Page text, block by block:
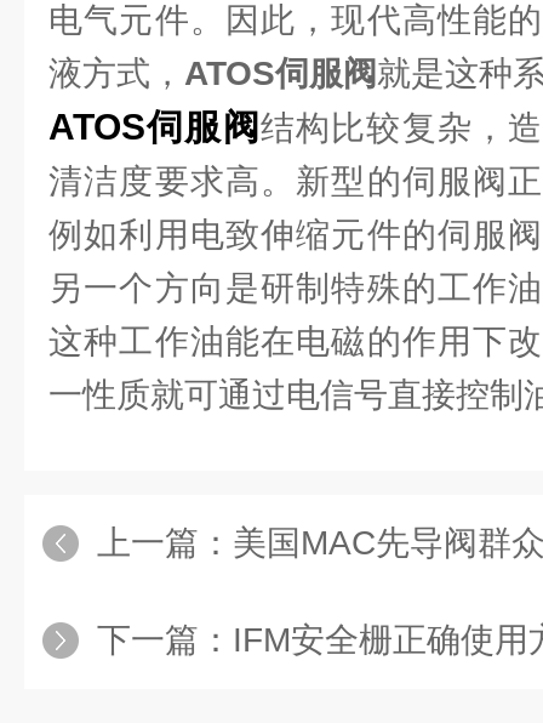
电气元件。因此，现代高性能
液方式， ATOS伺服阀就是这种
ATOS伺服阀结构比较复杂，
清洁度要求高。新型的伺服阀
例如利用电致伸缩元件的伺服
另一个方向是研制特殊的工作
这种工作油能在电磁的作用下
一性质就可通过电信号直接控制
上一篇： 美国MAC先导阀群
下一篇： IFM安全栅正确使用